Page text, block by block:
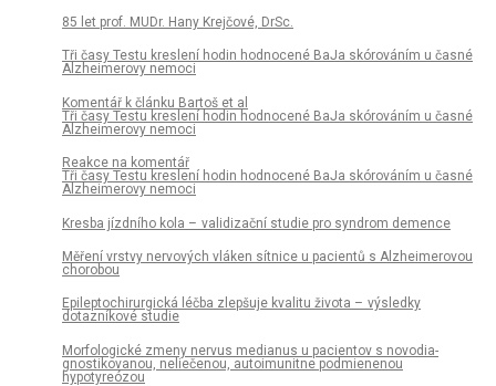
85 let prof. MUDr. Hany Krejčové, DrSc.
Tři časy Testu kreslení hodin hodnocené BaJa skórováním u časné
Alzheimerovy nemoci
Komentář k článku Bartoš et al
Tři časy Testu kreslení hodin hodnocené BaJa skórováním u časné
Alzheimerovy nemoci
Reakce na komentář
Tři časy Testu kreslení hodin hodnocené BaJa skórováním u časné
Alzheimerovy nemoci
Kresba jízdního kola – validizační studie pro syndrom demence
Měření vrstvy nervových vláken sítnice u pacientů s Alzheimerovou
chorobou
Epileptochirurgická léčba zlepšuje kvalitu života – výsledky
dotazníkové studie
Morfologické zmeny nervus medianus u pa­cientov s novodia­
gnostikovanou, neliečenou, autoimunitne podmienenou
hypotyreózou